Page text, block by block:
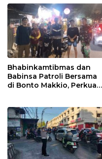
Bhabinkamtibmas dan
Babinsa Patroli Bersama
di Bonto Makkio, Perkuat